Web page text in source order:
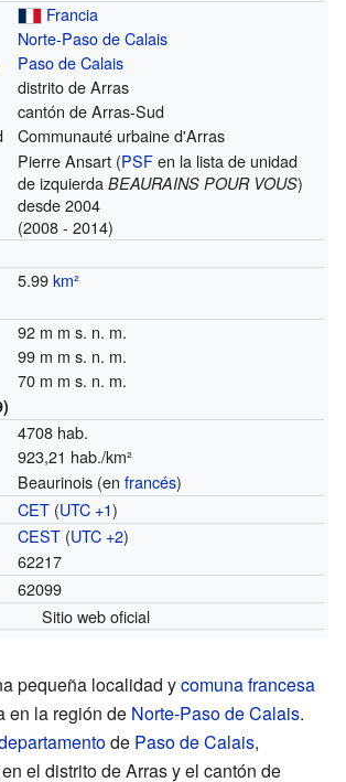
Francia
Norte-Paso de Calais
Paso de Calais
distrito de Arras
cantón de Arras-Sud
Communauté urbaine d'Arras
Pierre Ansart (PSFen la lista de unidad
de izquierdaBEAURAINS POUR VOUS)
desde 2004
(2008 - 2014)
5.99km²
92 m m s. n. m.
99 m m s. n. m.
70 m m s. n. m.
4708 hab.
923,21 hab./km²
Beaurinois (enfrancés)
CET (UTC +1)
CEST (UTC +2)
62217
62099
Sitio web oficial
pequeña localidad ycomuna francesa
en la región de Norte-Paso de Calais.
de Paso de Calais,
el distrito de Arras y el cantón de